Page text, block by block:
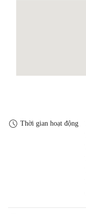
Thời gian hoạt động